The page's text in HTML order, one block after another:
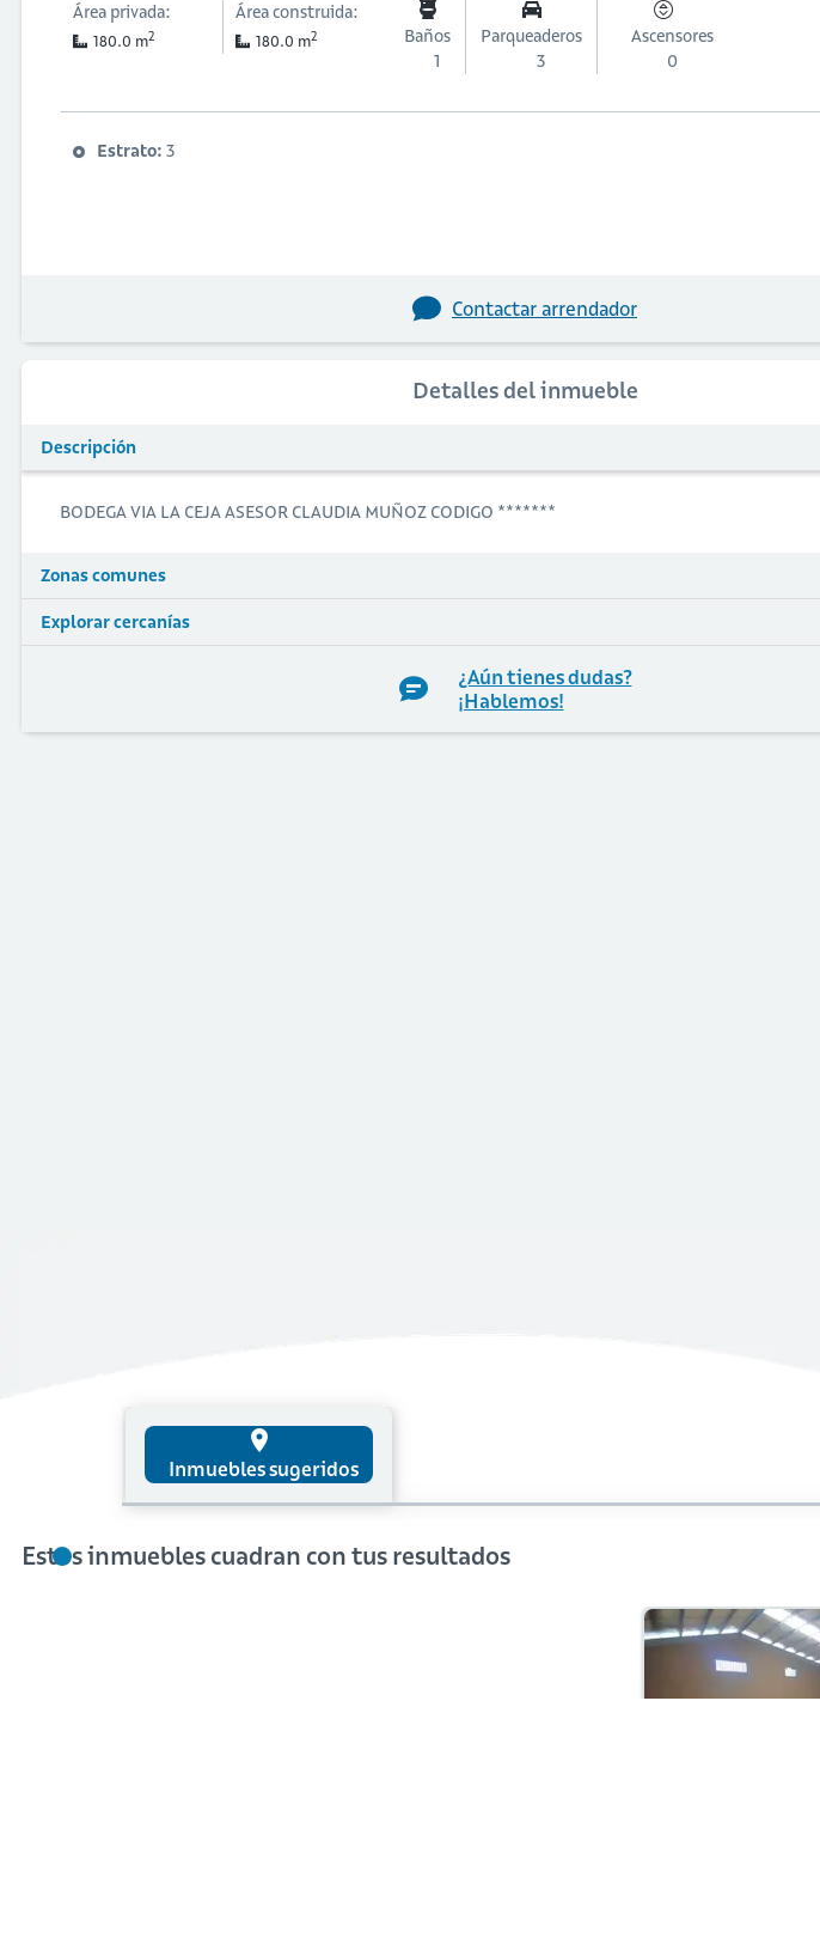
Área privada:
180.0 m2
Área construida:
180.0 m2
Baños
1
Parqueaderos
3
Ascensores
0
Estrato: 3
Contactar arrendador
Detalles del inmueble
Descripción
BODEGA VIA LA CEJA ASESOR CLAUDIA MUÑOZ CODIGO *******
Zonas comunes
Explorar cercanías
¿Aún tienes dudas?
¡Hablemos!
place
Inmuebles sugeridos
Estos inmuebles cuadran con tus resultados